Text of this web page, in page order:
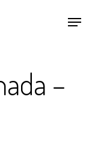
Menu
–